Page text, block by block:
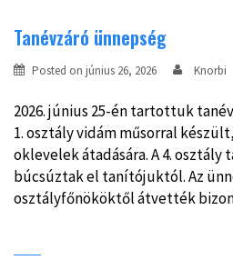
Tanévzáró ünnepség
Posted on június 26, 2026 Knorbi
2026. június 25-én tartottuk
1. osztály vidám műsorral
oklevelek átadására. A 4.
búcsúztak el tanítójuktól. Az
osztályfőnököktől átvették